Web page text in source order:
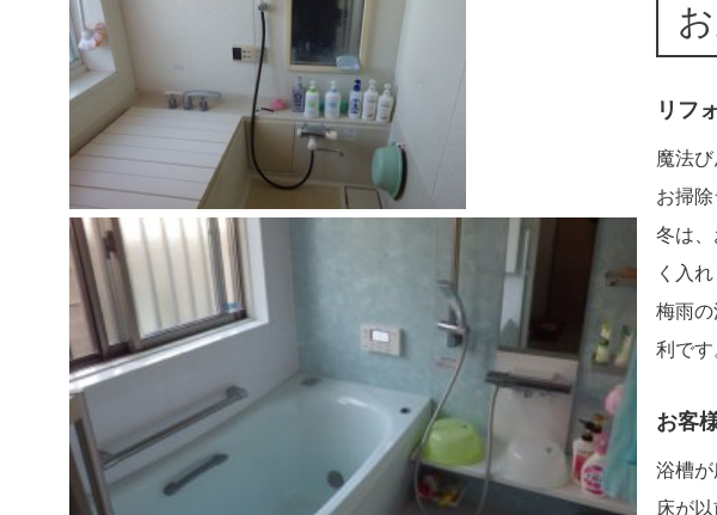
リフ
魔法
お掃
冬は
く入れ
梅雨
利です
お客
浴槽が
床が